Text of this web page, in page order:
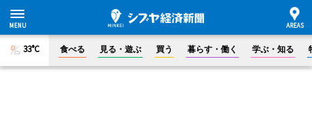
33°C 食べる 見る・遊ぶ 買う 暮らす・働く 学ぶ・知る